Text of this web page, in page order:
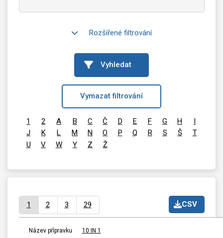
Rozšířené filtrování
Vyhledat
Vymazat filtrování
1 2 A B C Č D E F G H
I
J
K L M N O P Q R S Š
T
U
V W Y Z Ž
CSV
1 2 3 29
Název přípravku 10 IN 1